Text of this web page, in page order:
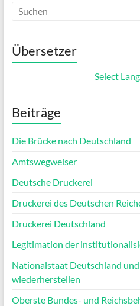
Übersetzer
Select
Beiträge
Die Brücke nach Deutschland
Amtswegweiser
Deutsche Druckerei
Druckerei des Deutschen
Druckerei Deutschland
Legitimation der
Nationalstaat Deutschland
wiederherstellen
Oberste Bundes- und